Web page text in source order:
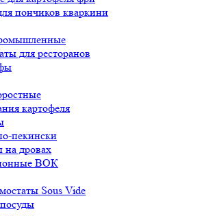
пончиков кваркини
для ресторанов
картофеля
пекински
дровах
ВОК
Sous Vide